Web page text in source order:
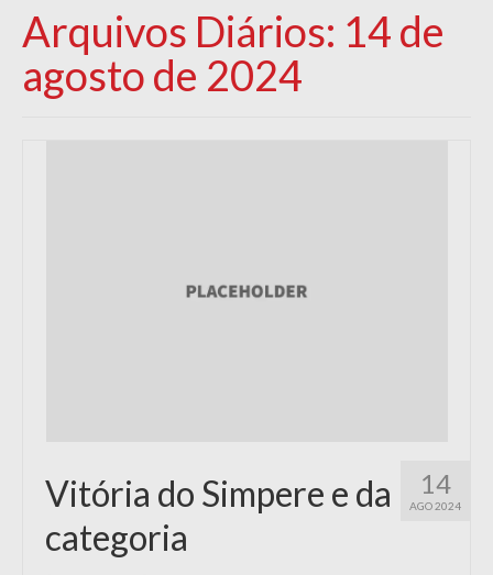
Arquivos Diários: 14 de
agosto de 2024
14
AGO 2024
Vitória do Simpere e da
categoria